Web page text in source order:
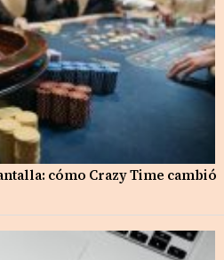
cómo Crazy Time cambió